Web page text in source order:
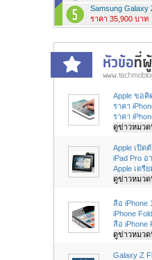
Samsung Galaxy
ราคา 35,900 บาท
Apple ขอคิ
ราคา
ราคา
ดูข่าวหมวด
Apple เปิด
iPad Pro อ
Apple เตรี
ดูข่าวหมวด
ลือ iPhone
iPhone
ลือ iPhone
ดูข่าวหมวด
Galaxy Z